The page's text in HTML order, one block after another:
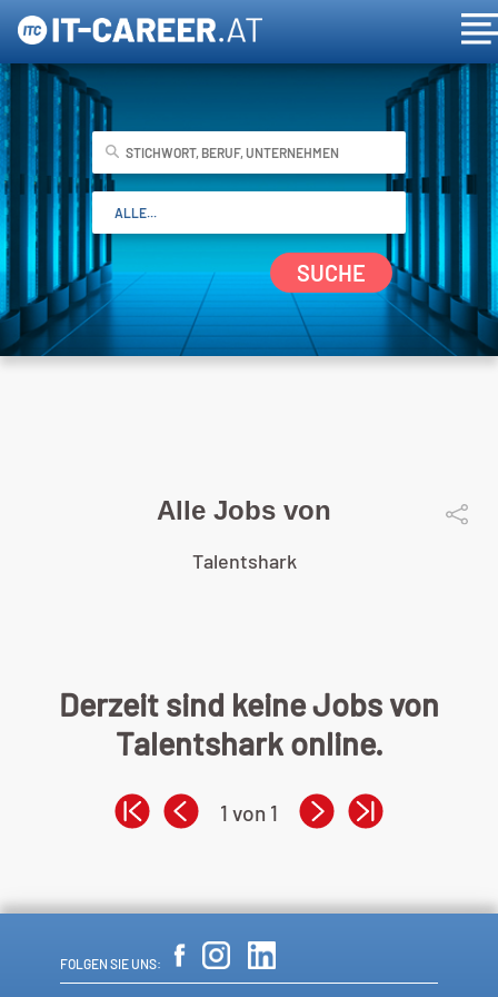
SUCHE
Alle Jobs von
Talentshark
Derzeit sind keine Jobs von
Talentshark online.
1 von 1
FOLGEN SIE UNS: